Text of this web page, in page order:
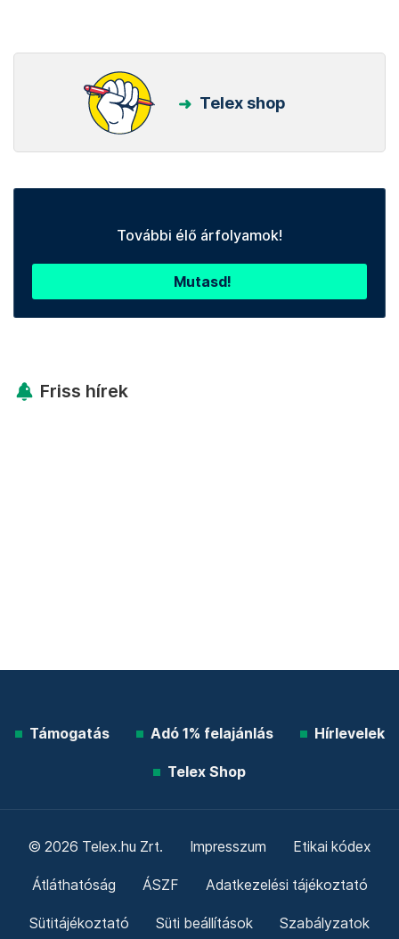
Telex shop
További élő árfolyamok!
Mutasd!
Friss hírek
Támogatás Adó 1% felajánlás Hírlevelek
Telex Shop
© 2026 Telex.hu Zrt. Impresszum Etikai kódex
Átláthatóság ÁSZF Adatkezelési tájékoztató
Sütitájékoztató Süti beállítások Szabályzatok